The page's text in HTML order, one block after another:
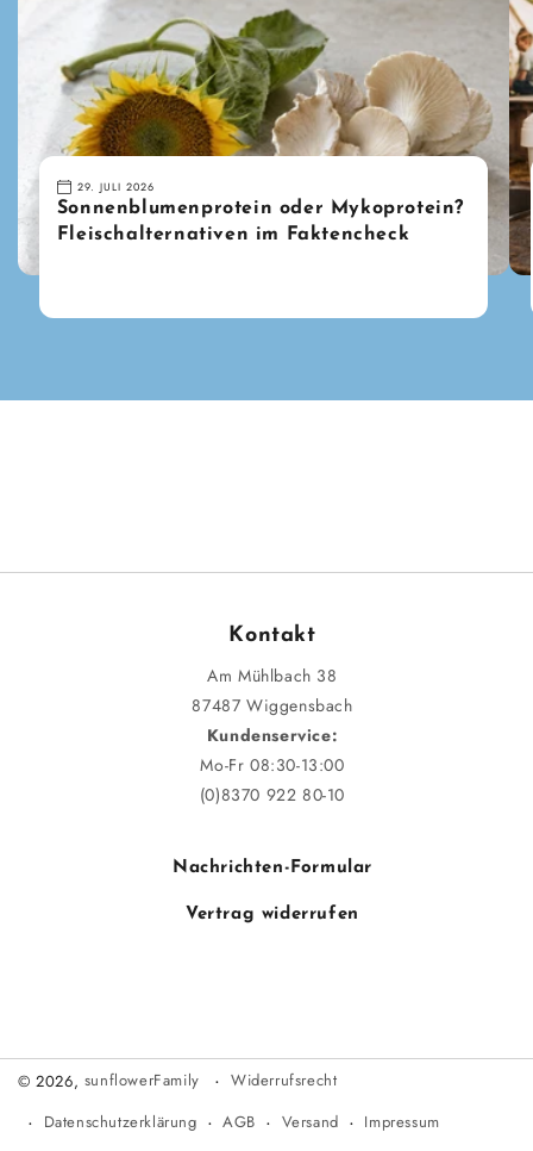
29. JULI 2026
Sonnenblumenprotein oder Mykoprotein?
Fleischalternativen im Faktencheck
Kontakt
Am Mühlbach 38
87487 Wiggensbach
Kundenservice:
Mo-Fr 08:30-13:00
(0)8370 922 80-10
Nachrichten-Formular
Vertrag widerrufen
© 2026, sunflowerFamily
Widerrufsrecht
Datenschutzerklärung
AGB Versand Impressum